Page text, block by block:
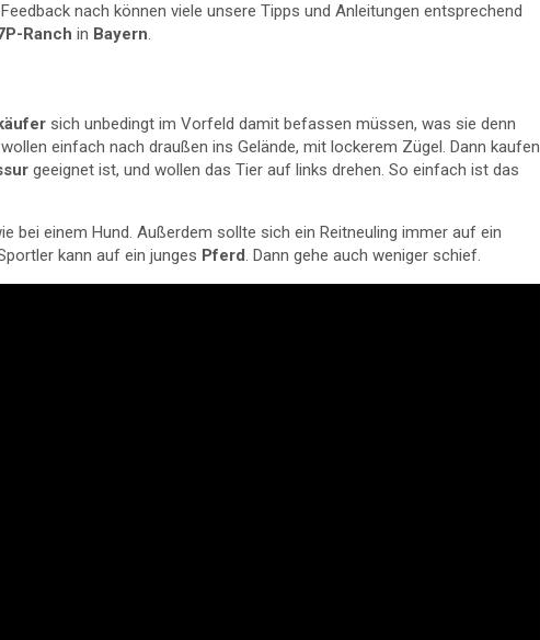
nach können viele unsere Tipps und Anleitungen entsprechend
Ranch in Bayern.
sich unbedingt im Vorfeld damit befassen müssen, was sie denn
einfach nach draußen ins Gelände, mit lockerem Zügel. Dann kaufen
geeignet ist, und wollen das Tier auf links drehen. So einfach ist das
bei einem Hund. Außerdem sollte sich ein Reitneuling immer auf ein
kann auf ein junges Pferd. Dann gehe auch weniger schief.